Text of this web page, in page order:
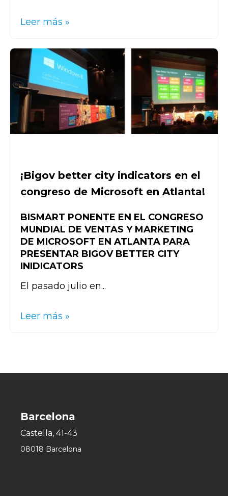
Leer más »
¡Bigov better city indicators en el
congreso de Microsoft en Atlanta!
BISMART PONENTE EN EL CONGRESO
MUNDIAL DE VENTAS Y MARKETING
DE MICROSOFT EN ATLANTA PARA
PRESENTAR BIGOV BETTER CITY
INIDICATORS
El pasado julio en...
Leer más »
Barcelona
Castella, 41-43
08018 Barcelona